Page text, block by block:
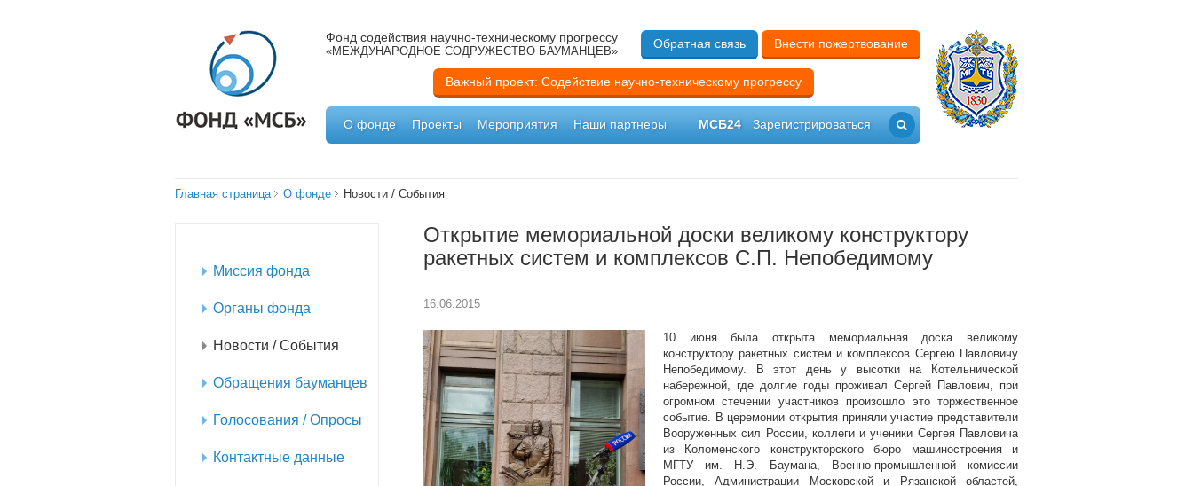
Фонд содействия научно-техническому прогрессу
«МЕЖДУНАРОДНОЕ СОДРУЖЕСТВО БАУМАНЦЕВ»
Обратная связь Внести пожертвование
Важный проект: Содействие научно-техническому прогрессу
МСБ24 Зарегистрироваться
О фонде Проекты Мероприятия Наши партнеры
Главная страница О фонде Новости / События
Миссия фонда
Органы фонда
Новости / События
Обращения бауманцев
Голосования / Опросы
Контактные данные
Открытие мемориальной доски великому конструктору
ракетных систем и комплексов С.П. Непобедимому
16.06.2015
10 июня была открыта мемориальная доска великому
конструктору ракетных систем и комплексов Сергею Павловичу
Непобедимому. В этот день у высотки на Котельнической
набережной, где долгие годы проживал Сергей Павлович, при
огромном стечении участников произошло это торжественное
событие. В церемонии открытия приняли участие представители
Вооруженных сил России, коллеги и ученики Сергея Павловича
из Коломенского конструкторского бюро машиностроения и
МГТУ им. Н.Э. Баумана, Военно-промышленной комиссии
России, Администрации Московской и Рязанской областей,